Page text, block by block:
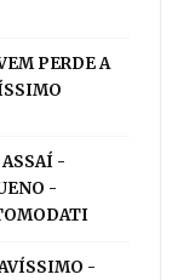
PERDE A
-
-
-